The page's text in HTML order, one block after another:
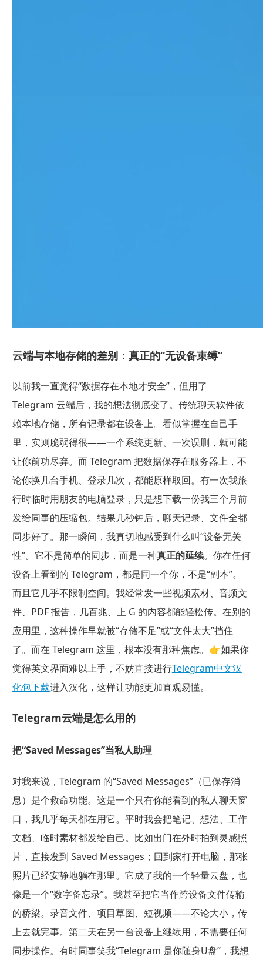
云端与本地存储的差别：真正的“无设备束缚”
以前我一直觉得“数据存在本地才安全”，但用了
Telegram 云端后，我的想法彻底变了。传统聊天软件依
赖本地存储，所有记录都在设备上。看似掌握在自己手
里，实则脆弱得很——一个系统更新、一次误删，就可能
让你前功尽弃。而 Telegram 把数据保存在服务器上，不
论你换几台手机、登录几次，都能原样取回。有一次我旅
行时临时用朋友的电脑登录，只是想下载一份我三个月前
发给同事的压缩包。结果几秒钟后，聊天记录、文件全都
同步好了。那一瞬间，我真切地感受到什么叫“设备无关
性”。它不是简单的同步，而是一种真正的延续。你在任何
设备上看到的 Telegram，都是同一个你，不是“副本”。
而且它几乎不限制空间。我经常发一些视频素材、音频文
件、PDF 报告，几百兆、上 G 的内容都能轻松传。在别的
应用里，这种操作早就被“存储不足”或“文件太大”挡住
了。而在 Telegram 这里，根本没有那种焦虑。👉如果你
觉得英文界面难以上手，不妨直接进行Telegram中文汉
化包下载进入汉化，这样让功能更加直观易懂。
Telegram云端是怎么用的
把“Saved Messages”当私人助理
对我来说，Telegram 的“Saved Messages”（已保存消
息）是个救命功能。这是一个只有你能看到的私人聊天窗
口，我几乎每天都在用它。平时我会把笔记、想法、工作
文档、临时素材都发给自己。比如出门在外时拍到灵感照
片，直接发到 Saved Messages；回到家打开电脑，那张
照片已经安静地躺在那里。它成了我的一个轻量云盘，也
像是一个“数字备忘录”。我甚至把它当作跨设备文件传输
的桥梁。录音文件、项目草图、短视频——不论大小，传
上去就完事。第二天在另一台设备上继续用，不需要任何
同步操作。有时同事笑我“Telegram 是你随身U盘”，我想